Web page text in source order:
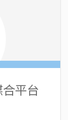
平台